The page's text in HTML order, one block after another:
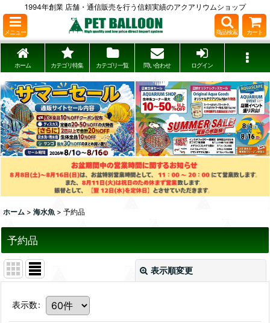
1994年創業 店舗・通信販売を行う信頼実績のアクアリウムショップ
メニュー 商品検索 カート
ホーム カテゴリ特集 カテゴリ一覧 問い合わせ ログイン
ホーム > 海水魚 > 予約品
予約品
表示順変更
表示数: